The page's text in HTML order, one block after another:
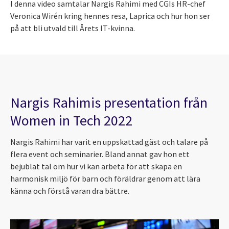
I denna video samtalar Nargis Rahimi med CGIs HR-chef
Veronica Wirén kring hennes resa, Laprica och hur hon ser
på att bli utvald till Årets IT-kvinna.
Nargis Rahimis presentation från
Women in Tech 2022
Nargis Rahimi har varit en uppskattad gäst och talare på
flera event och seminarier. Bland annat gav hon ett
bejublat tal om hur vi kan arbeta för att skapa en
harmonisk miljö för barn och föräldrar genom att lära
känna och förstå varan dra bättre.